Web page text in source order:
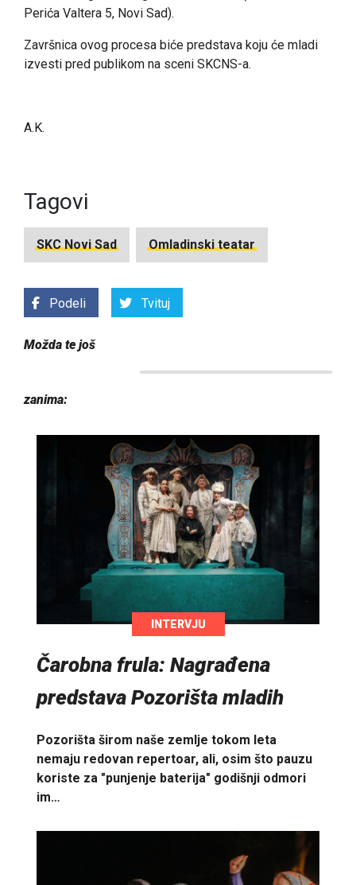
Perića Valtera 5, Novi Sad).
Završnica ovog procesa biće predstava koju će mladi
izvesti pred publikom na sceni SKCNS-a.
A.K.
Tagovi
SKC Novi Sad Omladinski teatar
Podeli Tvituj
Možda te još
zanima:
INTERVJU
Čarobna frula: Nagrađena
predstava Pozorišta mladih
Pozorišta širom naše zemlje tokom leta
nemaju redovan repertoar, ali, osim što pauzu
koriste za "punjenje baterija" godišnji odmori
im…